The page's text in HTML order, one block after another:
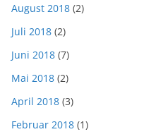
August 2018 (2)
Juli 2018 (2)
Juni 2018 (7)
Mai 2018 (2)
April 2018 (3)
Februar 2018 (1)